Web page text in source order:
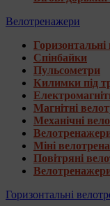
Велотренажери
Спінбайки
Пульсометри
Килимки під
Магнітні
Механічні
Міні
Повітряні
Горизонтальні